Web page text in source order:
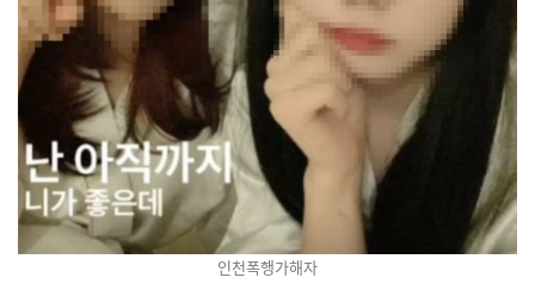
인천폭행가해자